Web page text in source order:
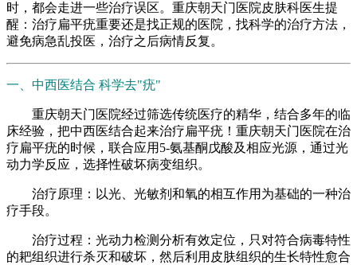
时，都会走进一些治疗误区。重庆朝天门医院皮肤科医生提
醒：治疗扁平疣重要还是找正规的医院，找科学的治疗方法，
避免病急乱投医，治疗之后病情反复。
一、中西医结合 科学去"疣"
重庆朝天门医院经过筛选传统医疗的精华，结合多年的临
床经验，把中西医结合起来治疗扁平疣！重庆朝天门医院在治
疗扁平疣的时候，联合应用5-氨基酮戊酸及相应光源，通过光
动力学反应，选择性破坏病变组织。
治疗原理：以光、光敏剂和氧的相互作用为基础的一种治
疗手段。
治疗过程：光动力检测分析有效定位，只对符合病毒特性
的耙组织进行杀灭和破坏，然后利用皮肤组织的生长特性愈合